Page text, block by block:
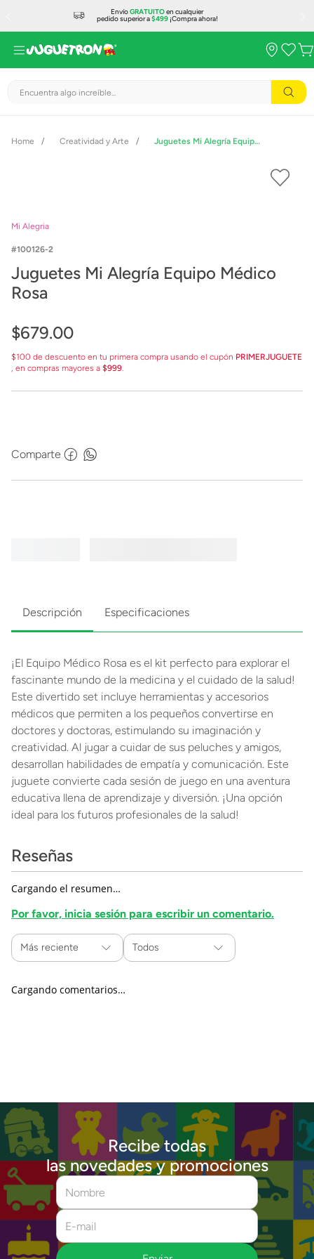
EnvíoGRATUITOen cualquier
pedido superior a$499¡Compra ahora!
Encuentra algo increíble...
Creatividad y Arte Juguetes Mi Alegría Equipo Médico Rosa
Mi Alegria
100126-2
Juguetes Mi Alegría Equipo Médico
Rosa
$679.00
$100 de descuento en tu primera compra usando el cupón PRIMERJUGUETE
, en compras mayores a $999.
Comparte
Descripción Especificaciones
¡El Equipo Médico Rosa es el kit perfecto para explorar el
fascinante mundo de la medicina y el cuidado de la salud!
Este divertido set incluye herramientas y accesorios
médicos que permiten a los pequeños convertirse en
doctores y doctoras, estimulando su imaginación y
creatividad. Al jugar a cuidar de sus peluches y amigos,
desarrollan habilidades de empatía y comunicación. Este
juguete convierte cada sesión de juego en una aventura
educativa llena de aprendizaje y diversión. ¡Una opción
ideal para los futuros profesionales de la salud!
Reseñas
Cargando el resumen…
Por favor, inicia sesión para escribir un comentario.
Más reciente Todos
Cargando comentarios…
Recibe todas
las novedades y promociones